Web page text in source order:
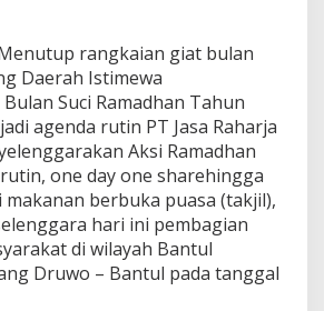
rangkaian giat bulan
Daerah Istimewa
Suci Ramadhan Tahun
agenda rutin PT Jasa Raharja
Aksi Ramadhan
one day one sharehingga
berbuka puasa (takjil),
hari ini pembagian
di wilayah Bantul
Druwo – Bantul pada tanggal